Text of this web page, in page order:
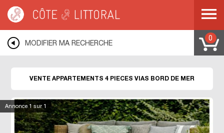
Appartements 4 pièces> MEDITERRANEE LANGUEDOC ROUSSILLON>
HERAULT
MODIFIER MA RECHERCHE
0
Annonce 1 sur 1
VENTE APPARTEMENTS 4 PIECES VIAS BORD DE MER